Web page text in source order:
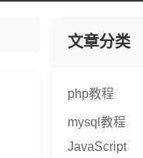
文章分类
php教程
mysql教程
JavaScript